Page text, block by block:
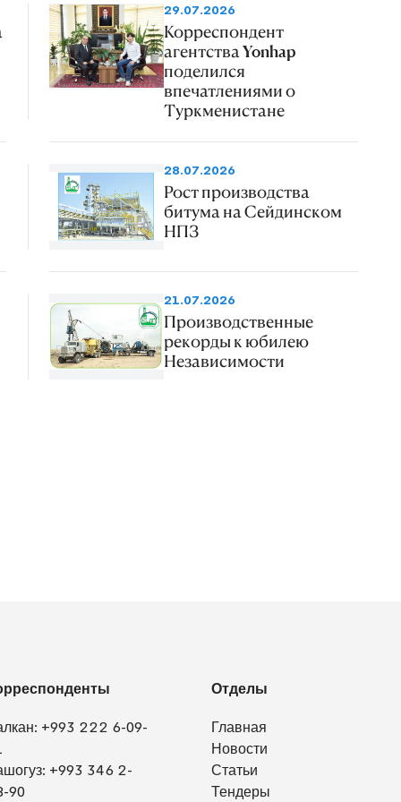
29.07.2026
Корреспондент
агентства Yonhap
поделился
впечатлениями о
Туркменистане
28.07.2026
Рост производства
битума на Сейдинском
НПЗ
21.07.2026
Производственные
рекорды к юбилею
Независимости
+993 222 6-09-
+993 346 2-
90
Отделы
Главная
Новости
Статьи
Тендеры